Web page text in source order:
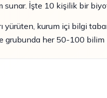
sunar. İşte 10 kişilik bir
yürüten, kurum içi bilgi
grubunda her 50-100 bilim